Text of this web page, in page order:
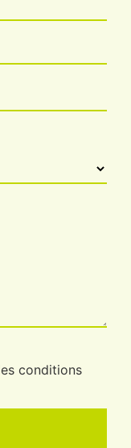
conditions